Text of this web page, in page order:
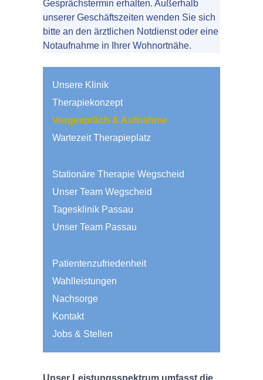
Gesprächstermin erhalten. Außerhalb
unserer Geschäftszeiten wenden Sie sich
bitte an den ärztlichen Notdienst oder eine
Notaufnahme in Ihrer Wohnortnähe.
Unsere Klinik
Therapiekonzept
Vorgespräch & Aufnahme
Wartezeit Therapieplatz
Stationäre Therapie Wegscheid
Unser Team Wegscheid
Tagesklinik Passau
Unser Team Passau
Patientenzufriedenheit
Wahlleistungen
Nachsorge
Kontakt
Jobs & Stellen
Unser Leistungsspektrum umfasst die